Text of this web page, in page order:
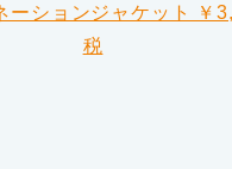
ーションジャケット ￥
税